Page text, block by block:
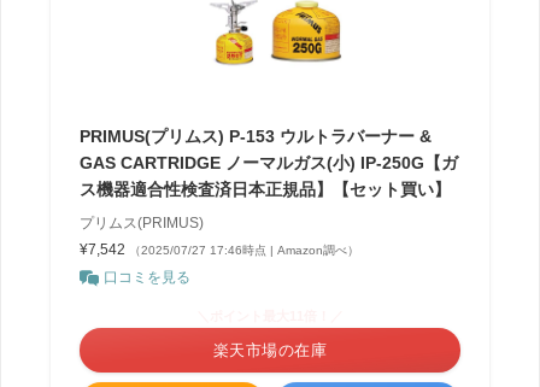
PRIMUS(プリムス) P-153 ウルトラバーナー &
GAS CARTRIDGE ノーマルガス(小) IP-250G【ガ
ス機器適合性検査済日本正規品】【セット買い】
プリムス(PRIMUS)
¥7,542
（2025/07/27 17:46時点 | Amazon調べ）
口コミを見る
楽天市場の在庫